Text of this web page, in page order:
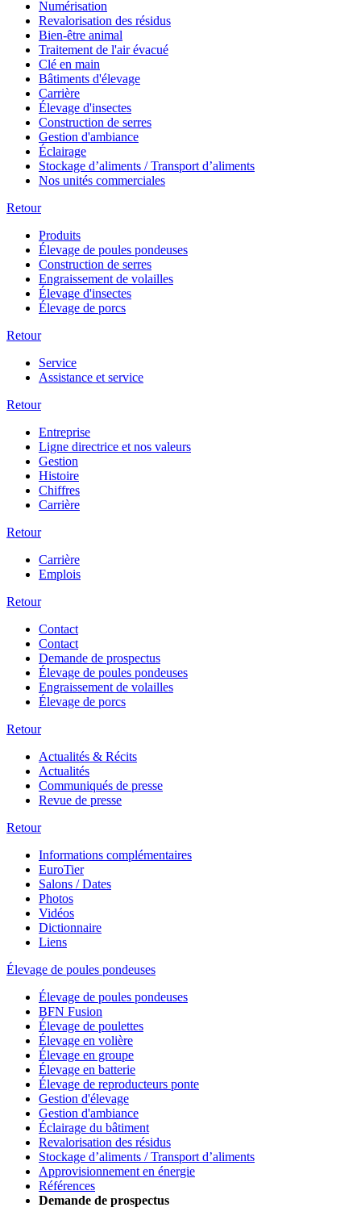
Numérisation
Revalorisation des résidus
Bien-être animal
Traitement de l'air évacué
Clé en main
Bâtiments d'élevage
Carrière
Élevage d'insectes
Construction de serres
Gestion d'ambiance
Éclairage
Stockage d’aliments / Transport d’aliments
Nos unités commerciales
Retour
Produits
Élevage de poules pondeuses
Construction de serres
Engraissement de volailles
Élevage d'insectes
Élevage de porcs
Retour
Service
Assistance et service
Retour
Entreprise
Ligne directrice et nos valeurs
Gestion
Histoire
Chiffres
Carrière
Retour
Carrière
Emplois
Retour
Contact
Contact
Demande de prospectus
Élevage de poules pondeuses
Engraissement de volailles
Élevage de porcs
Retour
Actualités & Récits
Actualités
Communiqués de presse
Revue de presse
Retour
Informations complémentaires
EuroTier
Salons / Dates
Photos
Vidéos
Dictionnaire
Liens
Élevage de poules pondeuses
Élevage de poules pondeuses
BFN Fusion
Élevage de poulettes
Élevage en volière
Élevage en groupe
Élevage en batterie
Élevage de reproducteurs ponte
Gestion d'élevage
Gestion d'ambiance
Éclairage du bâtiment
Revalorisation des résidus
Stockage d’aliments / Transport d’aliments
Approvisionnement en énergie
Références
Demande de prospectus